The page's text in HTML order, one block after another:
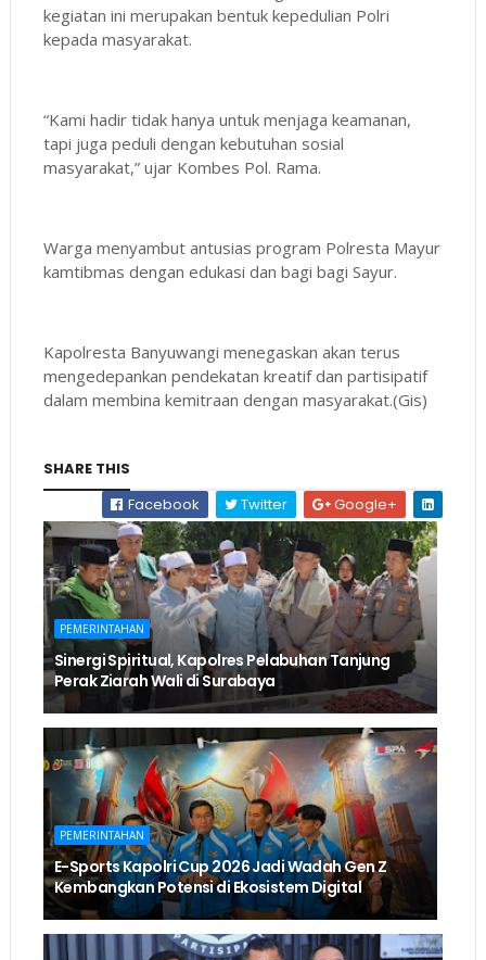
kegiatan ini merupakan bentuk kepedulian Polri
kepada masyarakat.
“Kami hadir tidak hanya untuk menjaga keamanan,
tapi juga peduli dengan kebutuhan sosial
masyarakat,” ujar Kombes Pol. Rama.
Warga menyambut antusias program Polresta Mayur
kamtibmas dengan edukasi dan bagi bagi Sayur.
Kapolresta Banyuwangi menegaskan akan terus
mengedepankan pendekatan kreatif dan partisipatif
dalam membina kemitraan dengan masyarakat.(Gis)
SHARE THIS
Facebook
Twitter Google+
PEMERINTAHAN
Sinergi Spiritual, Kapolres Pelabuhan Tanjung
Perak Ziarah Wali di Surabaya
PEMERINTAHAN
E-Sports Kapolri Cup 2026 Jadi Wadah Gen Z
Kembangkan Potensi di Ekosistem Digital